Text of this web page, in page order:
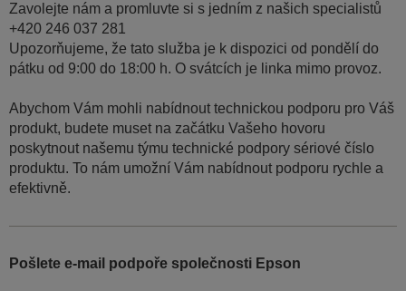
Zavolejte nám a promluvte si s jedním z našich specialistů
+420 246 037 281
Upozorňujeme, že tato služba je k dispozici od pondělí do
pátku od 9:00 do 18:00 h. O svátcích je linka mimo provoz.
Abychom Vám mohli nabídnout technickou podporu pro Váš
produkt, budete muset na začátku Vašeho hovoru
poskytnout našemu týmu technické podpory sériové číslo
produktu. To nám umožní Vám nabídnout podporu rychle a
efektivně.
Pošlete e-mail podpoře společnosti Epson